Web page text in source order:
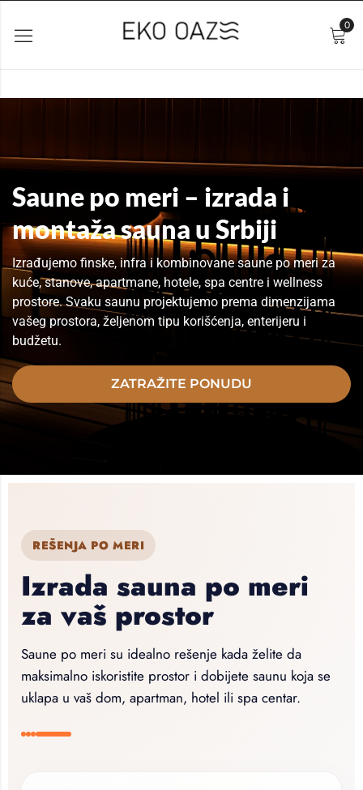
0
Saune po meri – izrada i
montaža sauna u Srbiji
Izrađujemo finske, infra i kombinovane saune po meri za
kuće, stanove, apartmane, hotele, spa centre i wellness
prostore. Svaku saunu projektujemo prema dimenzijama
vašeg prostora, željenom tipu korišćenja, enterijeru i
budžetu.
ZATRAŽITE PONUDU
REŠENJA PO MERI
Izrada sauna po meri
za vaš prostor
Saune po meri su idealno rešenje kada želite da
maksimalno iskoristite prostor i dobijete saunu koja se
uklapa u vaš dom, apartman, hotel ili spa centar.